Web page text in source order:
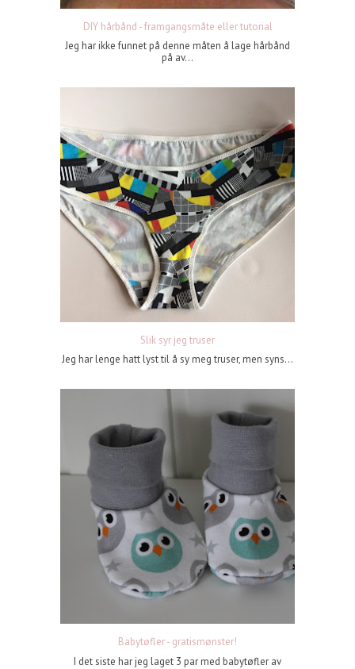
DIY hårbånd - framgangsmåte eller tutorial
Jeg har ikke funnet på denne måten å lage hårbånd
på av...
Slik syr jeg truser
Jeg har lenge hatt lyst til å sy meg truser, men syns...
Babytøfler - gratismønster!
I det siste har jeg laget 3 par med babytøfler av